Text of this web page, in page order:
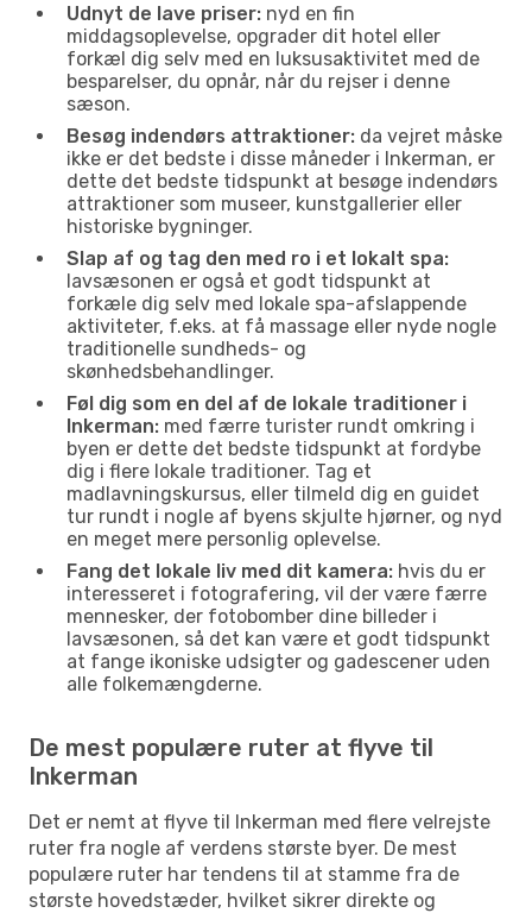
Udnyt de lave priser: nyd en fin
middagsoplevelse, opgrader dit hotel eller
forkæl dig selv med en luksusaktivitet med de
besparelser, du opnår, når du rejser i denne
sæson.
Besøg indendørs attraktioner: da vejret måske
ikke er det bedste i disse måneder i Inkerman, er
dette det bedste tidspunkt at besøge indendørs
attraktioner som museer, kunstgallerier eller
historiske bygninger.
Slap af og tag den med ro i et lokalt spa:
lavsæsonen er også et godt tidspunkt at
forkæle dig selv med lokale spa-afslappende
aktiviteter, f.eks. at få massage eller nyde nogle
traditionelle sundheds- og
skønhedsbehandlinger.
Føl dig som en del af de lokale traditioner i
Inkerman: med færre turister rundt omkring i
byen er dette det bedste tidspunkt at fordybe
dig i flere lokale traditioner. Tag et
madlavningskursus, eller tilmeld dig en guidet
tur rundt i nogle af byens skjulte hjørner, og nyd
en meget mere personlig oplevelse.
Fang det lokale liv med dit kamera: hvis du er
interesseret i fotografering, vil der være færre
mennesker, der fotobomber dine billeder i
lavsæsonen, så det kan være et godt tidspunkt
at fange ikoniske udsigter og gadescener uden
alle folkemængderne.
De mest populære ruter at flyve til
Inkerman
Det er nemt at flyve til Inkerman med flere velrejste
ruter fra nogle af verdens største byer. De mest
populære ruter har tendens til at stamme fra de
største hovedstæder, hvilket sikrer direkte og